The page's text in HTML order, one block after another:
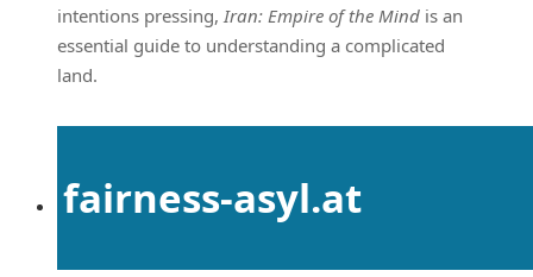
intentions pressing,Iran: Empire of the Mind is an
essential guide to understanding a complicated
land.
fairness-asyl.at